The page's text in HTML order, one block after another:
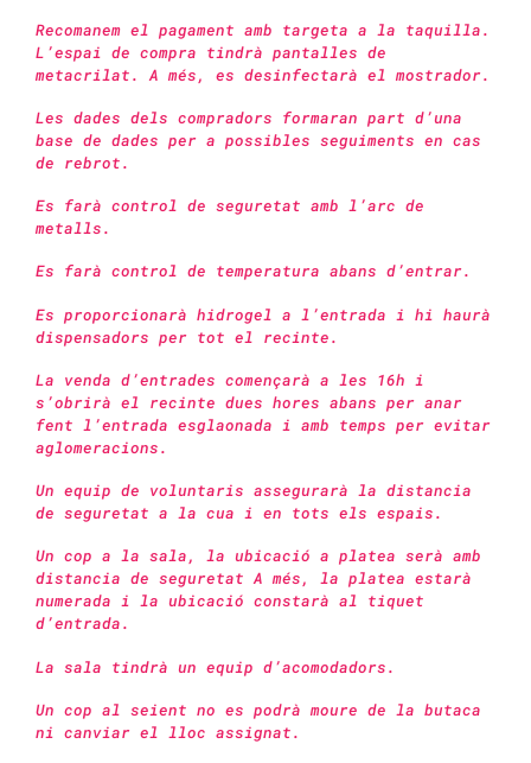
Recomanem el pagament amb targeta a la taquilla.
L’espai de compra tindrà pantalles de
metacrilat. A més, es desinfectarà el mostrador.
Les dades dels compradors formaran part d’una
base de dades per a possibles seguiments en cas
de rebrot.
Es farà control de seguretat amb l’arc de
metalls.
Es farà control de temperatura abans d’entrar.
Es proporcionarà hidrogel a l’entrada i hi haurà
dispensadors per tot el recinte.
La venda d’entrades començarà a les 16h i
s’obrirà el recinte dues hores abans per anar
fent l’entrada esglaonada i amb temps per evitar
aglomeracions.
Un equip de voluntaris assegurarà la distancia
de seguretat a la cua i en tots els espais.
Un cop a la sala, la ubicació a platea serà amb
distancia de seguretat A més, la platea estarà
numerada i la ubicació constarà al tiquet
d’entrada.
La sala tindrà un equip d’acomodadors.
Un cop al seient no es podrà moure de la butaca
ni canviar el lloc assignat.